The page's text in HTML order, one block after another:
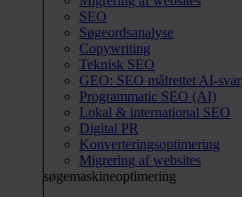
SEO
Søgeordsanalyse
Copywriting
Teknisk SEO
GEO: SEO målrettet AI-svar
Programmatic SEO (AI)
Lokal & international SEO
Digital PR
Konverteringsoptimering
Migrering af websites
søgemaskineoptimering